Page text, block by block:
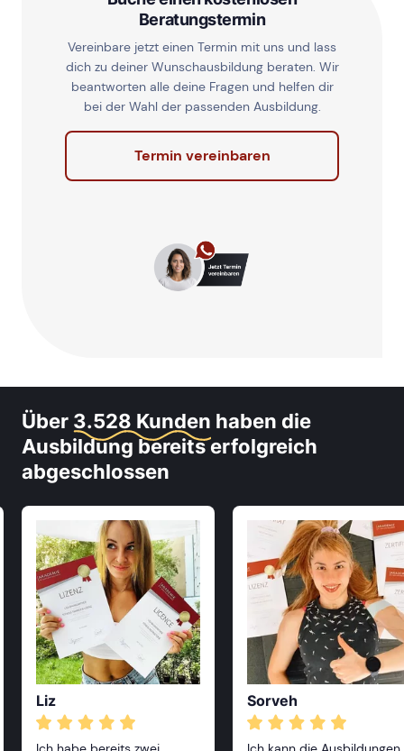
Beratungstermin
Vereinbare jetzt einen Termin mit uns und lass
dich zu deiner Wunschausbildung beraten. Wir
beantworten alle deine Fragen und helfen dir
bei der Wahl der passenden Ausbildung.
Termin vereinbaren
Über 3.528 Kunden haben die
Ausbildung bereits erfolgreich
abgeschlossen
Liz Sorveh